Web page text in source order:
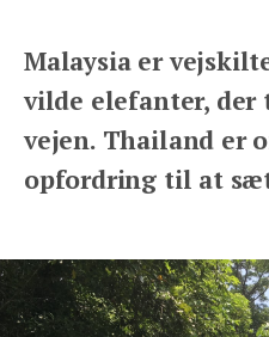
Malaysia er
vilde elefanter,
vejen. Thailand er
opfordring til at